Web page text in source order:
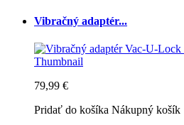
Vibračný adaptér...
79,99 €
Pridať do košíka Nákupný košík